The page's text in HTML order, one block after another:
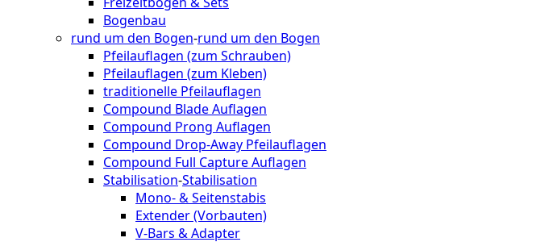
Bogenbau
rund um den Bogen-rund um den Bogen
Pfeilauflagen (zum Schrauben)
Pfeilauflagen (zum Kleben)
traditionelle Pfeilauflagen
Compound Blade Auflagen
Compound Prong Auflagen
Compound Drop-Away Pfeilauflagen
Compound Full Capture Auflagen
Stabilisation-Stabilisation
Mono- & Seitenstabis
Extender (Vorbauten)
V-Bars & Adapter